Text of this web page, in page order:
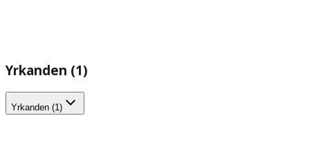
Yrkanden (1)
Yrkanden (1)